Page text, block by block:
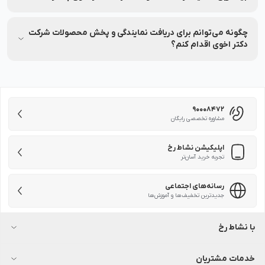
میباشد.
چگونه می‌توانم برای دریافت نمایندگی و پخش محصولات شرکت
دکتر اخوی اقدام کنم؟
90008472
مشاوره تخصصی رایگان
اپلیکیشن نشاط رخ
تجربه خرید آسان‌تر
رسانه‌های اجتماعی
جدیدترین تخفیف‌ها و آموزش‌ها
با نشاط رخ
خدمات مشتریان